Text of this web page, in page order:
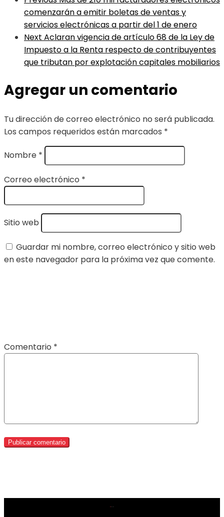
comenzarán a emitir boletas de ventas y
servicios electrónicas a partir del 1 de enero
Next Aclaran vigencia de artículo 68 de la Ley de
Impuesto a la Renta respecto de contribuyentes
que tributan por explotación capitales mobiliarios
Agregar un comentario
Tu dirección de correo electrónico no será publicada.
Los campos requeridos están marcados *
Nombre *
Correo electrónico *
Sitio web
Guardar mi nombre, correo electrónico y sitio web
en este navegador para la próxima vez que comente.
Comentario *